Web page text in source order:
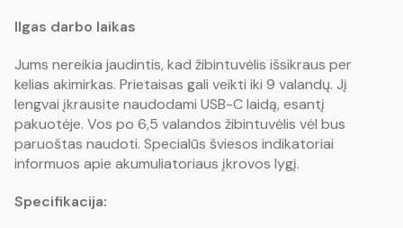
Ilgas darbo laikas
Jums nereikia jaudintis, kad žibintuvėlis išsikraus per
kelias akimirkas. Prietaisas gali veikti iki 9 valandų. Jį
lengvai įkrausite naudodami USB-C laidą, esantį
pakuotėje. Vos po 6,5 valandos žibintuvėlis vėl bus
paruoštas naudoti. Specialūs šviesos indikatoriai
informuos apie akumuliatoriaus įkrovos lygį.
Specifikacija: